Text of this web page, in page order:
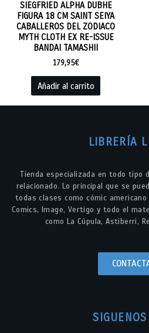
SIEGFRIED ALPHA DUBHE
FIGURA 18 CM SAINT SEIYA
CABALLEROS DEL ZODIACO
MYTH CLOTH EX RE-ISSUE
BANDAI TAMASHII
179,95€
Añadir al carrito
LIBRERÍA
Tienda especializada en todo tipo
relacionado. Lo principal que se
todas clases como cómic americano
Comics, Image, Vertigo y todo el
como La Cúpula, Astiberri,